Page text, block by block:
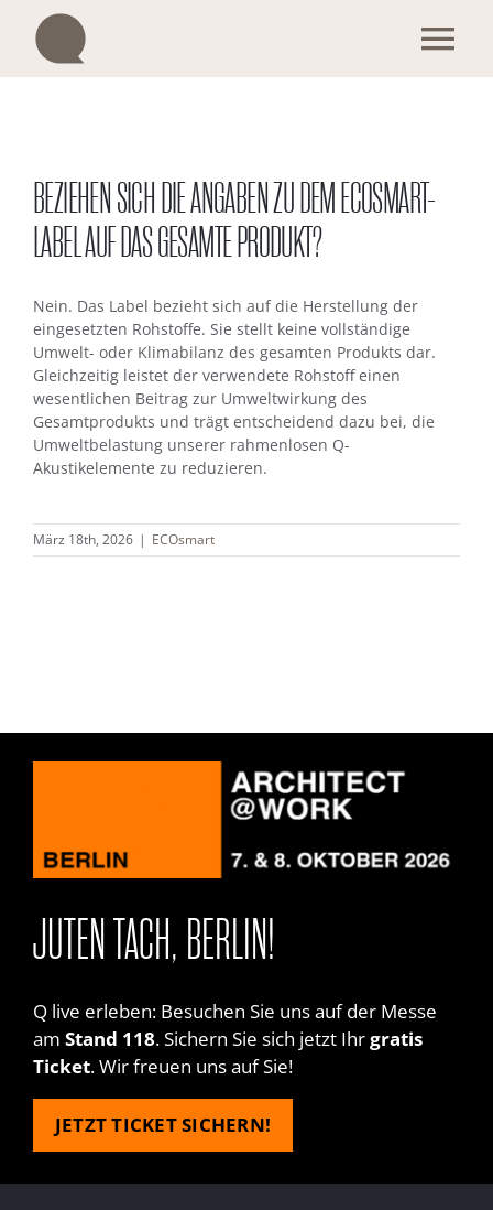
Inhalt
springen
Lösungen
Messen
Kontakt
Wir sind Q
Nachhaltigkeit
Deutsch
BEZIEHEN SICH DIE ANGABEN ZU DEM ECOSMART-
LABEL AUF DAS GESAMTE PRODUKT?
Nein. Das Label bezieht sich auf die Herstellung der
eingesetzten Rohstoffe. Sie stellt keine vollständige
Umwelt- oder Klimabilanz des gesamten Produkts dar.
Gleichzeitig leistet der verwendete Rohstoff einen
wesentlichen Beitrag zur Umweltwirkung des
Gesamtprodukts und trägt entscheidend dazu bei, die
Umweltbelastung unserer rahmenlosen Q-
Akustikelemente zu reduzieren.
März 18th, 2026 | ECOsmart
JUTEN TACH, BERLIN!
Q live erleben: Besuchen Sie uns auf der Messe
am Stand 118. Sichern Sie sich jetzt Ihrgratis
Ticket. Wir freuen uns auf Sie!
JETZT TICKET SICHERN!